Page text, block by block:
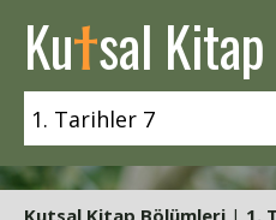
Kutsal Kitap
Kutsal Kitap Bölümleri | 1.